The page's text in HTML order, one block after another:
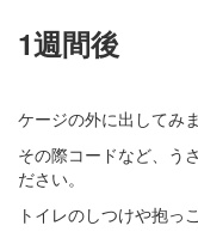
1週間後
ケージの外に出してみ
その際コードなど、う
ださい。
トイレのしつけや抱っ